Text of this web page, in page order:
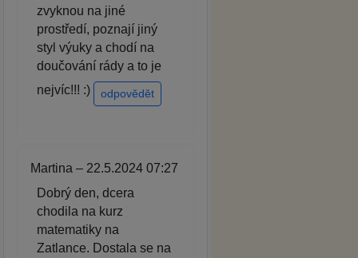
zvyknou na jiné
prostředí, poznají jiný
styl výuky a chodí na
doučování rády a to je
nejvíc!!! :)
odpovědět
Martina – 22.5.2024 07:27
Dobrý den, dcera
chodila na kurz
matematiky na
Zatlance. Dostala se na